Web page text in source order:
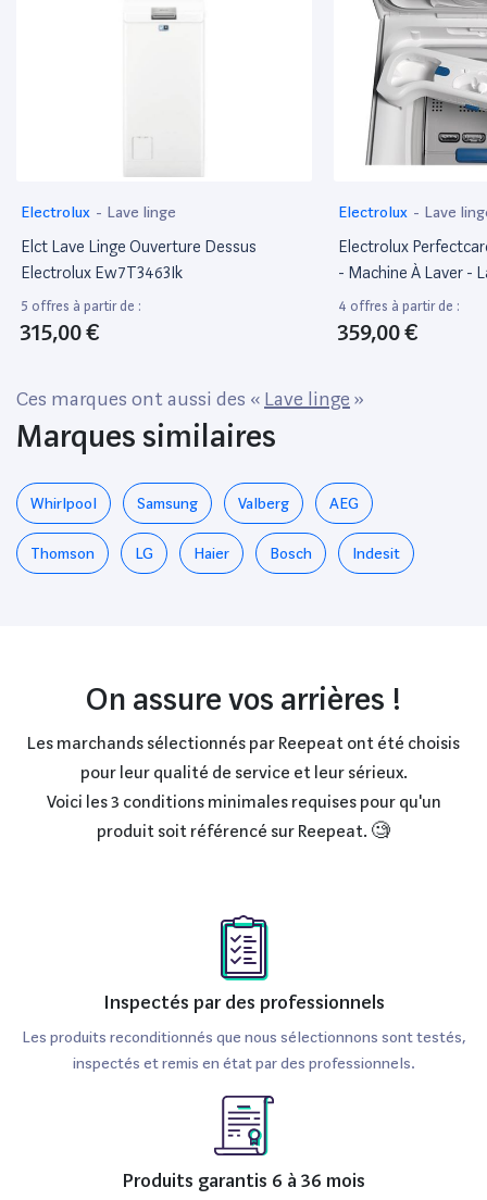
Electrolux - Lave linge
Elct Lave Linge Ouverture Dessus
Electrolux Ew7T3463Ik
5 offres à partir de :
315,00 €
Electrolux - Lave
Electrolux
- Machine À Laver -
Profondeur : 60 Cm
Chargement Par Le
4 offres à partir de :
359,00 €
Ces marques ont aussi des « Lave linge »
Marques similaires
Whirlpool Samsung Valberg AEG
Thomson LG Haier Bosch Indesit
On assure vos arrières !
Les marchands sélectionnés par Reepeat ont été choisis
pour leur qualité de service et leur sérieux.
Voici les 3 conditions minimales requises pour qu'un
produit soit référencé sur Reepeat. 🧐
Inspectés par des professionnels
Les produits reconditionnés que nous sélectionnons sont testés,
inspectés et remis en état par des professionnels.
Produits garantis 6 à 36 mois